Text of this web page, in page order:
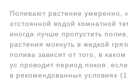
Поливают растение умеренно,
отстоянной водой комнатной
иногда лучше пропустить
растения мокнуть в жидкой
полива зависит от того, в
ус проводит период покоя:
в рекомендованных условиях